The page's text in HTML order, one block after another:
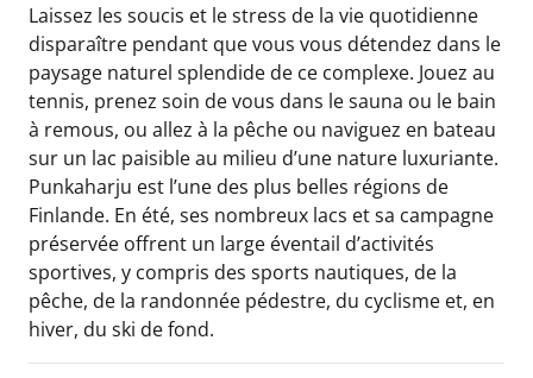
Laissez les soucis et le stress de la vie quotidienne
disparaître pendant que vous vous détendez dans le
paysage naturel splendide de ce complexe. Jouez au
tennis, prenez soin de vous dans le sauna ou le bain
à remous, ou allez à la pêche ou naviguez en bateau
sur un lac paisible au milieu d’une nature luxuriante.
Punkaharju est l’une des plus belles régions de
Finlande. En été, ses nombreux lacs et sa campagne
préservée offrent un large éventail d’activités
sportives, y compris des sports nautiques, de la
pêche, de la randonnée pédestre, du cyclisme et, en
hiver, du ski de fond.